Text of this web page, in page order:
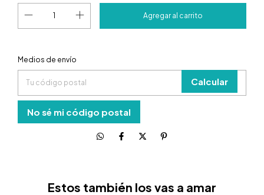
Entregas para el CP:
CP
Medios de envío
Calcular
No sé mi código postal
Estos también los vas a amar